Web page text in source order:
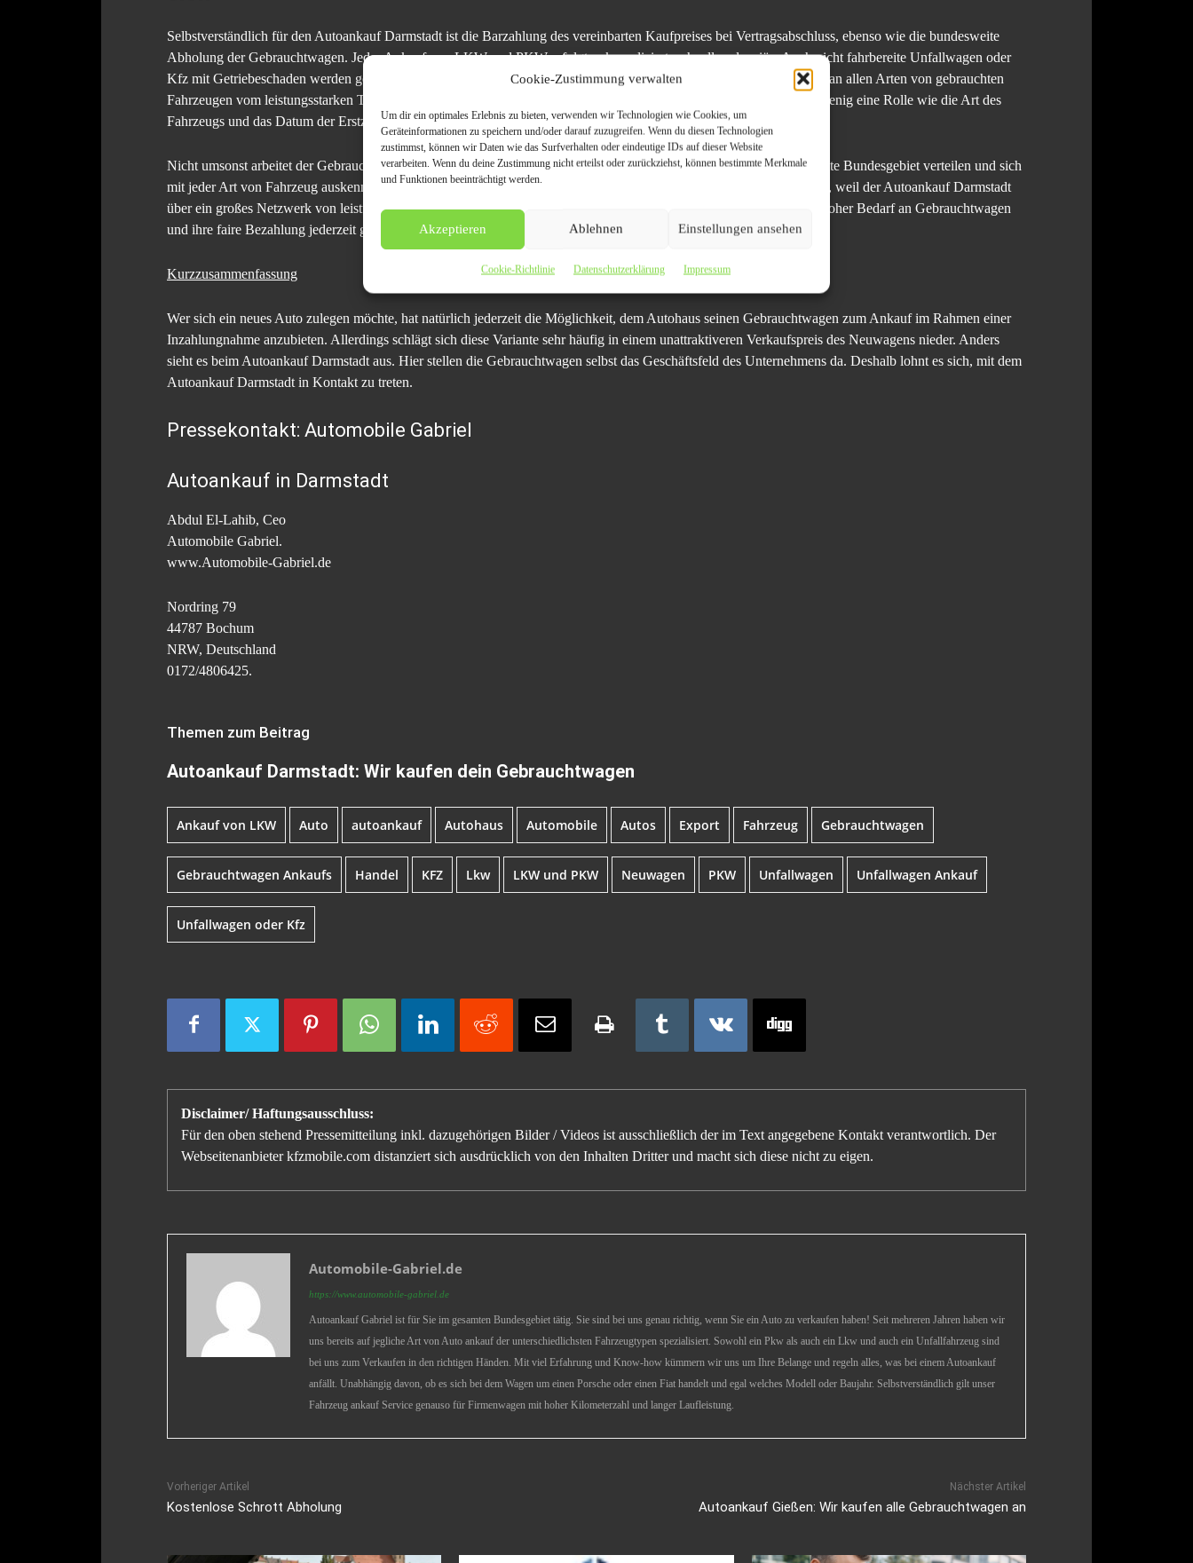
Cookie-Zustimmung verwalten
Um dir ein optimales Erlebnis zu bieten, verwenden wir Technologien wie Cookies, um
Geräteinformationen zu speichern und/oder darauf zuzugreifen. Wenn du diesen Technologien
zustimmst, können wir Daten wie das Surfverhalten oder eindeutige IDs auf dieser Website
verarbeiten. Wenn du deine Zustimmung nicht erteilst oder zurückziehst, können bestimmte Merkmale
und Funktionen beeinträchtigt werden.
Akzeptieren Ablehnen Einstellungen ansehen
Cookie-Richtlinie Datenschutzerklärung Impressum
Selbstverständlich für den Autoankauf Darmstadt ist die Barzahlung des vereinbarten Kaufpreises bei Vertragsabschluss, ebenso wie die bundesweite
Abholung der Gebrauchtwagen. Jeder Ankauf von LKW und PKW erfolgt unkompliziert, schnell und seriös. Auch nicht fahrbereite Unfallwagen oder
Kfz mit Getriebeschaden werden gerne angekauft und dem Export zugeführt. Aufgrund dieses Exports besteht Bedarf an allen Arten von gebrauchten
Fahrzeugen vom leistungsstarken Transportfahrzeug bis hin zum sportlichen Zweisitzer. Der Hersteller spielt ebenso wenig eine Rolle wie die Art des
Fahrzeugs und das Datum der Erstzulassung oder die bereits absolvierte Laufleistung.
Nicht umsonst arbeitet der Gebrauchtwagen und Unfallwagen Ankauf mit Experten zusammen, die sich auf das gesamte Bundesgebiet verteilen und sich
mit jeder Art von Fahrzeug auskennen. Möglich wird diese professionelle und schnelle Abwicklung außerdem deshalb, weil der Autoankauf Darmstadt
über ein großes Netzwerk von leistungsstarken Partnern für seine Exportgeschäfte verfügt. Auf diese Weise kann ein hoher Bedarf an Gebrauchtwagen
und ihre faire Bezahlung jederzeit garantiert werden.
Kurzzusammenfassung
Wer sich ein neues Auto zulegen möchte, hat natürlich jederzeit die Möglichkeit, dem Autohaus seinen Gebrauchtwagen zum Ankauf im Rahmen einer
Inzahlungnahme anzubieten. Allerdings schlägt sich diese Variante sehr häufig in einem unattraktiveren Verkaufspreis des Neuwagens nieder. Anders
sieht es beim Autoankauf Darmstadt aus. Hier stellen die Gebrauchtwagen selbst das Geschäftsfeld des Unternehmens da. Deshalb lohnt es sich, mit dem
Autoankauf Darmstadt in Kontakt zu treten.
Pressekontakt: Automobile Gabriel
Autoankauf in Darmstadt
Abdul El-Lahib, Ceo
Automobile Gabriel.
www.Automobile-Gabriel.de
Nordring 79
44787 Bochum
NRW, Deutschland
0172/4806425.
Themen zum Beitrag
Autoankauf Darmstadt: Wir kaufen dein Gebrauchtwagen
Ankauf von LKW Auto autoankauf Autohaus Automobile Autos Export Fahrzeug Gebrauchtwagen
Gebrauchtwagen Ankaufs Handel KFZ Lkw LKW und PKW Neuwagen PKW Unfallwagen Unfallwagen Ankauf
Unfallwagen oder Kfz
Disclaimer/ Haftungsausschluss:
Für den oben stehend Pressemitteilung inkl. dazugehörigen Bilder / Videos ist ausschließlich der im Text angegebene Kontakt verantwortlich. Der
Webseitenanbieter kfzmobile.com distanziert sich ausdrücklich von den Inhalten Dritter und macht sich diese nicht zu eigen.
Automobile-Gabriel.de
https://www.automobile-gabriel.de
Autoankauf Gabriel ist für Sie im gesamten Bundesgebiet tätig. Sie sind bei uns genau richtig, wenn Sie ein Auto zu verkaufen haben! Seit mehreren Jahren haben wir
uns bereits auf jegliche Art von Auto ankauf der unterschiedlichsten Fahrzeugtypen spezialisiert. Sowohl ein Pkw als auch ein Lkw und auch ein Unfallfahrzeug sind
bei uns zum Verkaufen in den richtigen Händen. Mit viel Erfahrung und Know-how kümmern wir uns um Ihre Belange und regeln alles, was bei einem Autoankauf
anfällt. Unabhängig davon, ob es sich bei dem Wagen um einen Porsche oder einen Fiat handelt und egal welches Modell oder Baujahr. Selbstverständlich gilt unser
Fahrzeug ankauf Service genauso für Firmenwagen mit hoher Kilometerzahl und langer Laufleistung.
Vorheriger Artikel
Kostenlose Schrott Abholung
Nächster Artikel
Autoankauf Gießen: Wir kaufen alle Gebrauchtwagen an